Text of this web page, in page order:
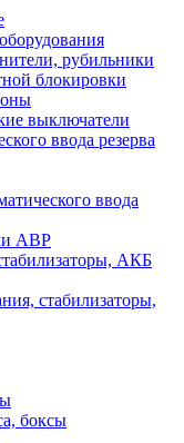
рубильники
блокировки
выключатели
ввода резерва
ввода
АВР
АКБ
стабилизаторы,
боксы